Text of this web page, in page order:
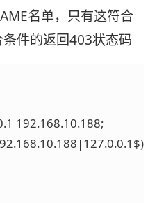
名单，只有这符合
件的返回403状态码
192.168.10.188;
^192.168.10.188|127.0.0.1$)